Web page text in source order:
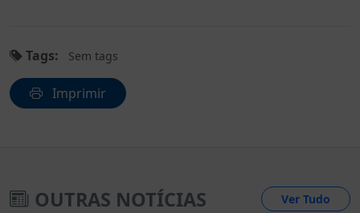
Tags: Sem tags
Imprimir
OUTRAS NOTÍCIAS Ver Tudo